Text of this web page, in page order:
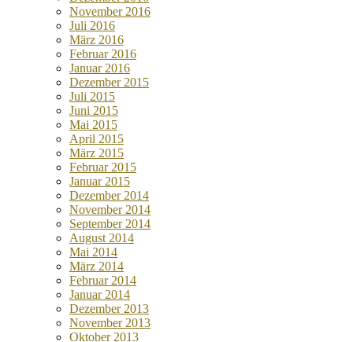
November 2016
Juli 2016
März 2016
Februar 2016
Januar 2016
Dezember 2015
Juli 2015
Juni 2015
Mai 2015
April 2015
März 2015
Februar 2015
Januar 2015
Dezember 2014
November 2014
September 2014
August 2014
Mai 2014
März 2014
Februar 2014
Januar 2014
Dezember 2013
November 2013
Oktober 2013